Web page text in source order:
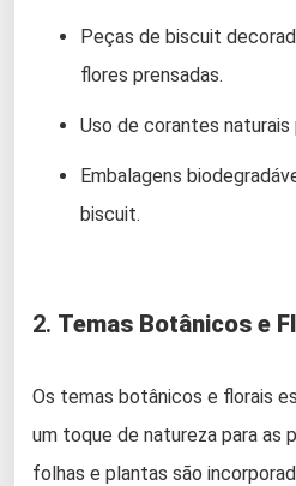
Peças de biscuit
flores prensadas.
Uso de corantes
Embalagens
biscuit.
2. Temas Botânicos e
Os temas botânicos e florais
um toque de natureza para as
folhas e plantas são